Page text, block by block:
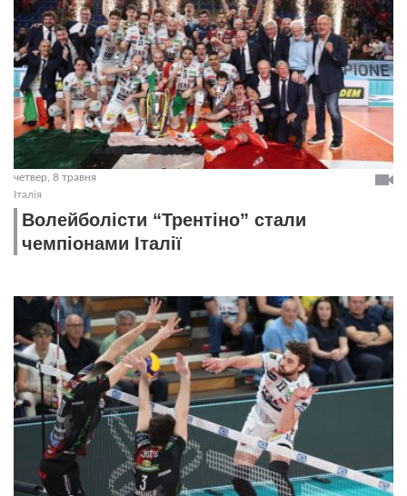
четвер, 8 травня
Італія
Волейболісти “Трентіно” стали
чемпіонами Італії